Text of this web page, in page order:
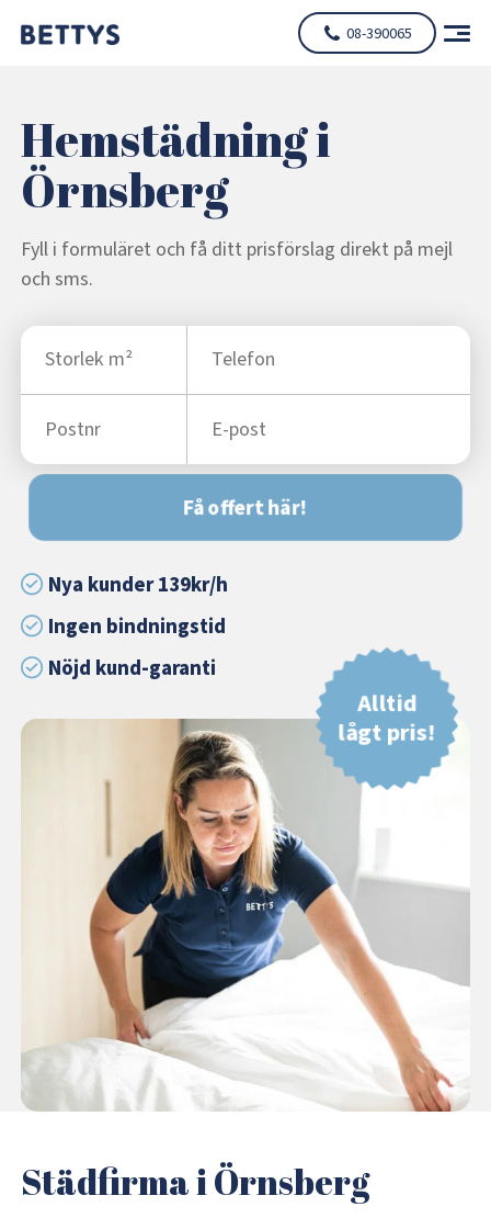
08-390065
Hemstädning i
Örnsberg
Fyll i formuläret och få ditt prisförslag direkt på mejl
och sms.
Få offert här!
Nya kunder 139kr/h
Ingen bindningstid
Nöjd kund-garanti
Alltid
lågt pris!
Städfirma i Örnsberg